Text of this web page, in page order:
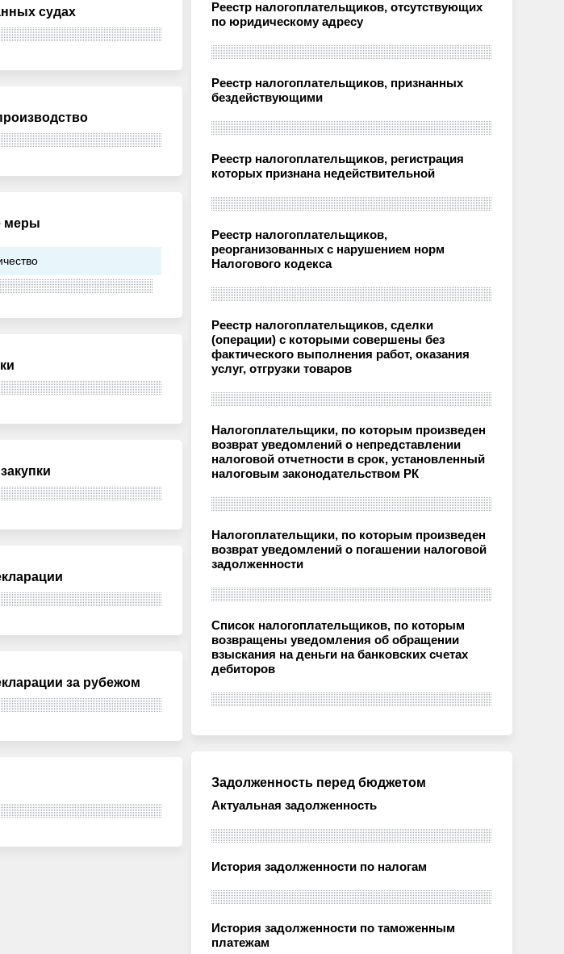
судах
меры
за рубежом
Реестр налогоплательщиков, отсутствующих
по юридическому адресу
Реестр налогоплательщиков, признанных
бездействующими
Реестр налогоплательщиков, регистрация
которых признана недействительной
Реестр налогоплательщиков,
реорганизованных с нарушением норм
Налогового кодекса
Реестр налогоплательщиков, сделки
(операции) с которыми совершены без
фактического выполнения работ, оказания
услуг, отгрузки товаров
Налогоплательщики, по которым произведен
возврат уведомлений о непредставлении
налоговой отчетности в срок, установленный
налоговым законодательством РК
Налогоплательщики, по которым произведен
возврат уведомлений о погашении налоговой
задолженности
Список налогоплательщиков, по которым
возвращены уведомления об обращении
взыскания на деньги на банковских счетах
дебиторов
Задолженность перед бюджетом
Актуальная задолженность
История задолженности по налогам
История задолженности по таможенным
платежам